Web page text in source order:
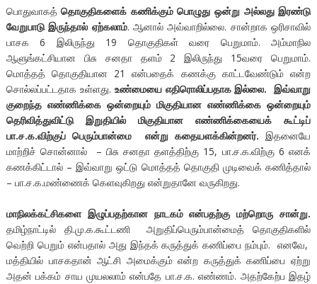
பொதுவாகத்தொகுதிகளைக் கணிக்கும் பொழுது ஒன்று அல்லது இரண்டு
வேறுபாடு இருந்தால் ஏற்கலாம். ஆனால் அவ்வாறில்லை. சான்றாக ஒரிசாவில்
பாசக 6 இலிருந்து 19 தொகுதிகள் வரை பெறுமாம். அம்மாநில
ஆளுங்கட்சியான பிசு சனதா தளம் 2 இலிருந்து 15வரை பெறுமாம்.
மொத்தத் தொகுதியான 21 என்பதைக் கணக்கு காட்டவேண்டும் என்ற
சொல்லப்பட்டதாக உள்ளது. உண்மையை எதிரொலிப்பதாக இல்லை.இவ்வாறு
குறைந்த எண்ணிக்கை ஒன்றையும் மிகுதியான எண்ணிக்கை ஒன்றையும்
தெரிவித்துவிட்டு இறுதியில்
மிகுதியான எண்ணிக்கையைக்
கூட்டிப்
பா.ச.க.விற்குப் பெரும்பான்மை என்று கதையளக்கின்றனர்.இதனையே
மாற்றிச் சொன்னால் – பிசு சனதா தளத்திற்கு 15, பா.ச.க.விற்கு 6 எனக்
கணக்கிட்டால் – இவ்வாறு ஒட்டு மொத்தத் தொகுதி முடிவைக் கணித்தால்
– பா.ச.க.மண்ணைக் கெளவுகிறது என்றுதானே வருகிறது.
மாநிலக்கட்சிகளை இழுப்பதற்கான நாடகம் என்பதற்கு மற்றொரு சான்று.
தமிழ்நாட்டில் தி.மு.க.கூட்டணி அறுதிப்பெரும்பான்மைத் தொகுதிகளில்
வெற்றி பெறும் என்பதால் அது இந்தக் கருத்துக் கணிப்பை நம்பும். எனவே,
மத்தியில் பாசகதான் ஆட்சி அமைக்கும் என்ற கருத்துக் கணிப்பை ஏற்று
அதன் பக்கம் சாய முயலலாம் என்பதே பா.ச.க. எண்ணம். அதற்கேற்ப இதழ்